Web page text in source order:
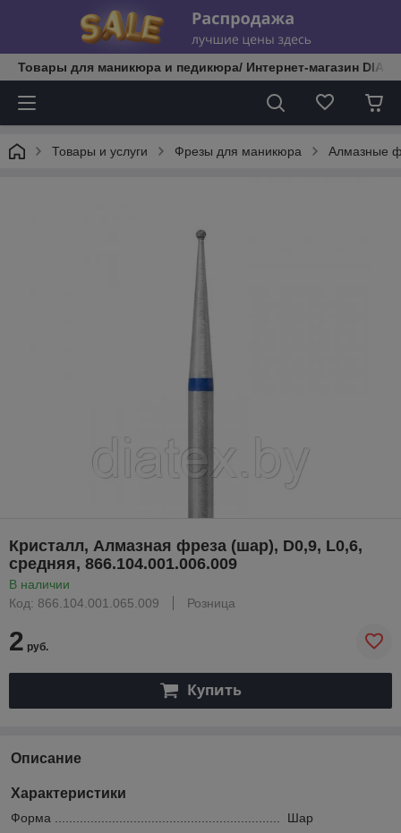
Товары для маникюра и педикюра/ Интернет-магазин
Товары и услуги Фрезы для маникюра Алмазные
Кристалл, Алмазная фреза (шар), D0,9, L0,6,
средняя, 866.104.001.006.009
В наличии
Код: 866.104.001.065.009
Розница
2 руб.
Купить
Описание
Характеристики
Форма ............................................................... Шар